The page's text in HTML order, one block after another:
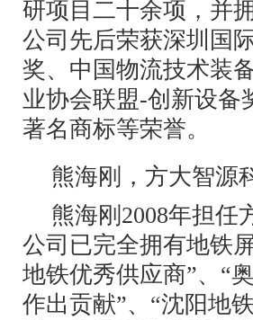
研项目二十余项，并
公司先后荣获深圳国
奖、中国物流技术装
业协会联盟-创新设备
著名商标等荣誉。
熊海刚，方大智源
熊海刚2008年担任
公司已完全拥有地铁
地铁优秀供应商”、“
作出贡献”、“沈阳地